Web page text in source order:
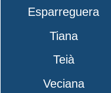
Esparreguera
Tiana
Teià
Veciana